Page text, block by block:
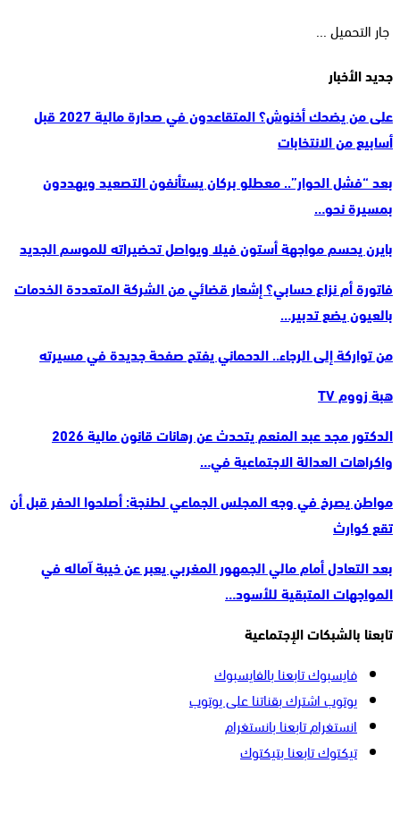
جار التحميل ...
جديد الأخبار
على من يضحك أخنوش؟ المتقاعدون في صدارة مالية 2027 قبل
أسابيع من الانتخابات
بعد “فشل الحوار”.. معطلو بركان يستأنفون التصعيد ويهددون
بمسيرة نحو…
بايرن يحسم مواجهة أستون فيلا ويواصل تحضيراته للموسم الجديد
فاتورة أم نزاع حسابي؟ إشعار قضائي من الشركة المتعددة الخدمات
بالعيون يضع تدبير…
من تواركة إلى الرجاء.. الدحماني يفتح صفحة جديدة في مسيرته
هبة زووم TV
الدكتور مجد عبد المنعم يتحدث عن رهانات قانون مالية 2026
واكراهات العدالة الاجتماعية في…
مواطن يصرخ في وجه المجلس الجماعي لطنجة: أصلحوا الحفر قبل أن
تقع كوارث
بعد التعادل أمام مالي الجمهور المغربي يعبر عن خيبة آماله في
المواجهات المتبقية للأسود…
تابعنا بالشبكات الإجتماعية
فايسبوكتابعنا بالفايسبوك
يوتوباشترك بقناتنا على يوتوب
انستغرامتابعنا بانستغرام
تيكتوكتابعنا بتيكتوك